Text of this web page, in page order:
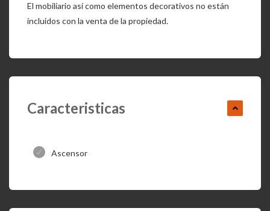
El mobiliario así como elementos decorativos no están
incluidos con la venta de la propiedad.
Caracteristicas
Ascensor